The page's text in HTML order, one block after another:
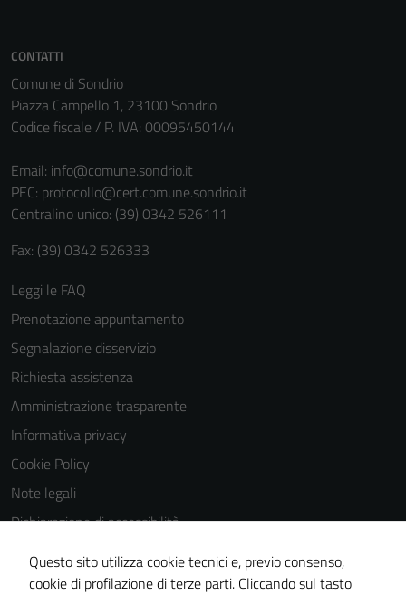
CONTATTI
Comune di Sondrio
Piazza Campello 1, 23100 Sondrio
Codice fiscale / P. IVA: 00095450144
Email: info@comune.sondrio.it
PEC: protocollo@cert.comune.sondrio.it
Centralino unico: (39) 0342 526111
Fax: (39) 0342 526333
Leggi le FAQ
Prenotazione appuntamento
Segnalazione disservizio
Richiesta assistenza
Amministrazione trasparente
Informativa privacy
Cookie Policy
Note legali
Dichiarazione di accessibilità
Dichiarazione di accessibilità Servizi
Whistleblowing
Questo sito utilizza cookie tecnici e, previo consenso,
cookie di profilazione di terze parti. Cliccando sul tasto